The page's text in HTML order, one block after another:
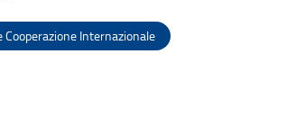
Cooperazione Internazionale